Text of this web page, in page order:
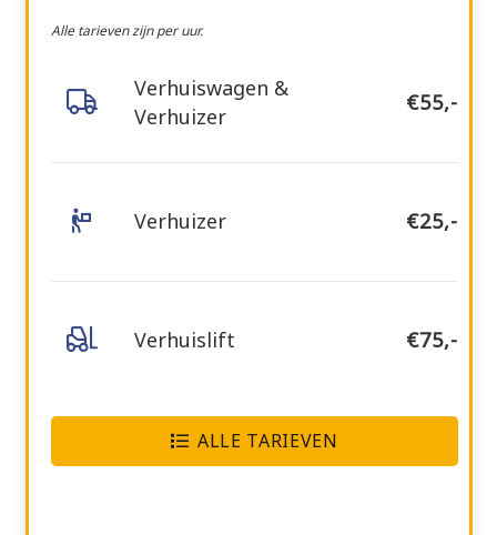
Alle tarieven zijn per uur.
Verhuiswagen &
Verhuizer
€55,-
Verhuizer €25,-
Verhuislift €75,-
ALLE TARIEVEN